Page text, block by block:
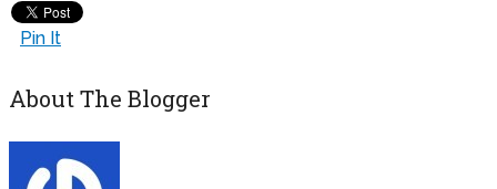
Pin It
About The Blogger